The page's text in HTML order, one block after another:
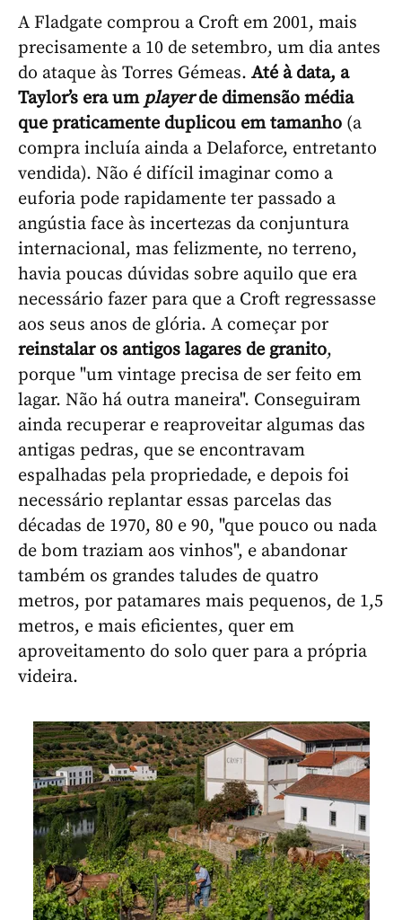
A Fladgate comprou a Croft em 2001, mais
precisamente a 10 de setembro, um dia antes
do ataque às Torres Gémeas. Até à data, a
Taylor’s era um playerde dimensão média
que praticamente duplicou em tamanho (a
compra incluía ainda a Delaforce, entretanto
vendida). Não é difícil imaginar como a
euforia pode rapidamente ter passado a
angústia face às incertezas da conjuntura
internacional, mas felizmente, no terreno,
havia poucas dúvidas sobre aquilo que era
necessário fazer para que a Croft regressasse
aos seus anos de glória. A começar por
reinstalar os antigos lagares de granito,
porque "um vintage precisa de ser feito em
lagar. Não há outra maneira". Conseguiram
ainda recuperar e reaproveitar algumas das
antigas pedras, que se encontravam
espalhadas pela propriedade, e depois foi
necessário replantar essas parcelas das
décadas de 1970, 80 e 90, "que pouco ou nada
de bom traziam aos vinhos", e abandonar
também os grandes taludes de quatro
metros, por patamares mais pequenos, de 1,5
metros, e mais eficientes, quer em
aproveitamento do solo quer para a própria
videira.